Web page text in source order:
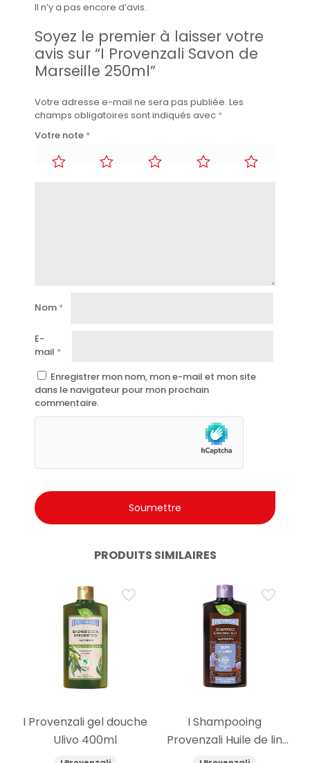
Il n’y a pas encore d’avis.
Soyez le premier à laisser votre
avis sur “I Provenzali Savon de
Marseille 250ml”
Votre adresse e-mail ne sera pas publiée. Les
champs obligatoires sont indiqués avec *
Votre note *
Nom *
E-
mail *
Enregistrer mon nom, mon e-mail et mon site
dans le navigateur pour mon prochain
commentaire.
PRODUITS SIMILAIRES
I Provenzali gel douche
Ulivo 400ml
I Shampooing
Provenzali Huile de lin
250ml